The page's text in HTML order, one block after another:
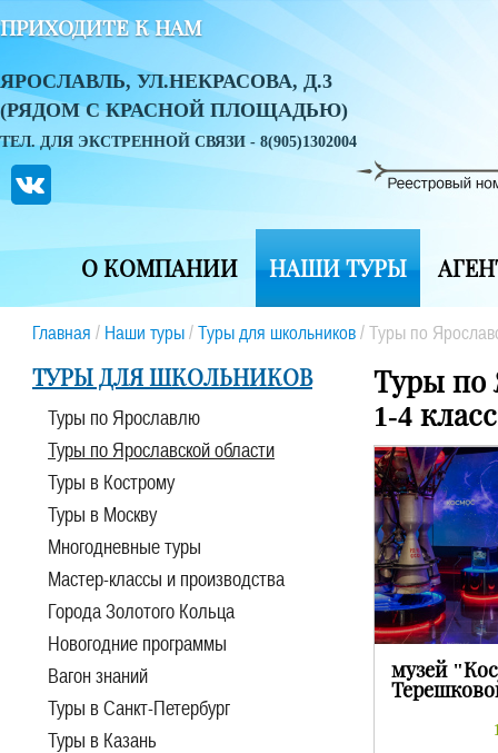
ПРИХОДИТЕ К НАМ
ЯРОСЛАВЛЬ, УЛ.НЕКРАСОВА, Д.3
(РЯДОМ С КРАСНОЙ ПЛОЩАДЬЮ)
ТЕЛ. ДЛЯ ЭКСТРЕННОЙ СВЯЗИ - 8(905)1302004
О КОМПАНИИ НАШИ ТУРЫ
Главная / Наши туры / Туры для школьников / Туры по
ТУРЫ ДЛЯ ШКОЛЬНИКОВ
Туры по Ярославлю
Туры по Ярославской области
Туры в Кострому
Туры в Москву
Многодневные туры
Мастер-классы и производства
Города Золотого Кольца
Новогодние программы
Вагон знаний
Туры в Санкт-Петербург
Туры в Казань
Туры по
1-4
музей